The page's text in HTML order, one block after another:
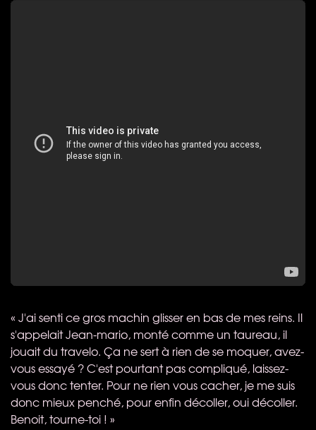
« J'ai senti ce gros machin glisser en bas de mes reins. Il
s'appelait Jean-mario, monté comme un taureau, il
jouait du travelo. Ça ne sert à rien de se moquer, avez-
vous essayé ? C'est pourtant pas compliqué, laissez-
vous donc tenter. Pour ne rien vous cacher, je me suis
donc mieux penché, pour enfin décoller, oui décoller.
Benoit, tourne-toi ! »